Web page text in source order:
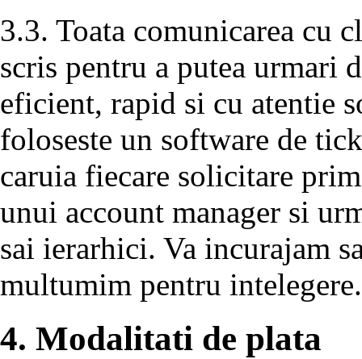
3.3. Toata comunicarea cu
scris pentru a putea urmari
eficient, rapid si cu atentie
foloseste un software de
caruia fiecare solicitare
unui account manager si
sai ierarhici. Va incurajam
multumim pentru intelegere.
4. Modalitati de plata